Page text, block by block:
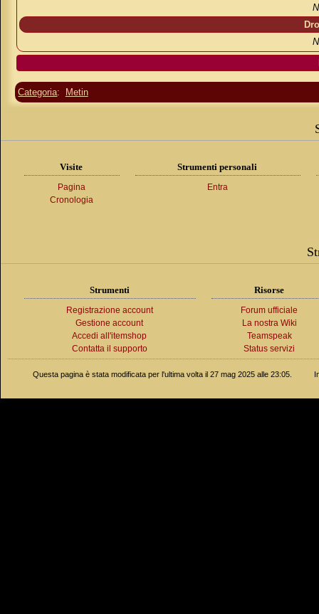
Categoria: Metin
Visite
Pagina
Cronologia
Strumenti personali
Entra
Strumenti
Registrazione account
Gestione account
Accedi all'itemshop
Contatta il supporto
Risorse
Forum ufficiale
La nostra Wiki
Teamspeak
Status servizi
Questa pagina è stata modificata per l'ultima volta il 27 mag 2025 alle 23:05.